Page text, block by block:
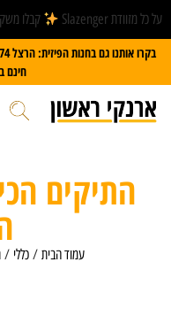
על כל מזוודת Slazenger
קבלו
חינם
התיקים
עמוד הבית / כללי /